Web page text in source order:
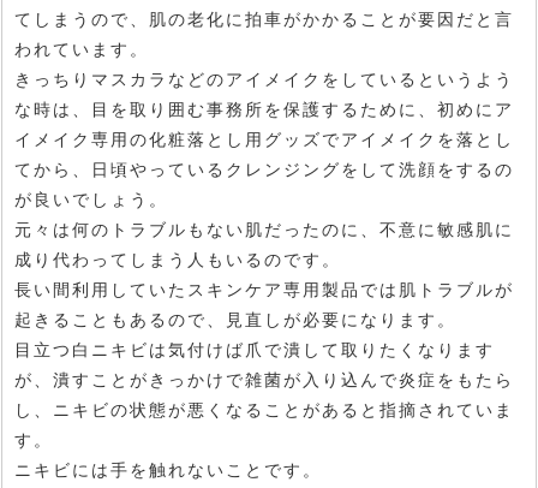
てしまうので、肌の老化に拍車がかかることが要因だと言
われています。
きっちりマスカラなどのアイメイクをしているというよう
な時は、目を取り囲む事務所を保護するために、初めにア
イメイク専用の化粧落とし用グッズでアイメイクを落とし
てから、日頃やっているクレンジングをして洗顔をするの
が良いでしょう。
元々は何のトラブルもない肌だったのに、不意に敏感肌に
成り代わってしまう人もいるのです。
長い間利用していたスキンケア専用製品では肌トラブルが
起きることもあるので、見直しが必要になります。
目立つ白ニキビは気付けば爪で潰して取りたくなります
が、潰すことがきっかけで雑菌が入り込んで炎症をもたら
し、ニキビの状態が悪くなることがあると指摘されていま
す。
ニキビには手を触れないことです。